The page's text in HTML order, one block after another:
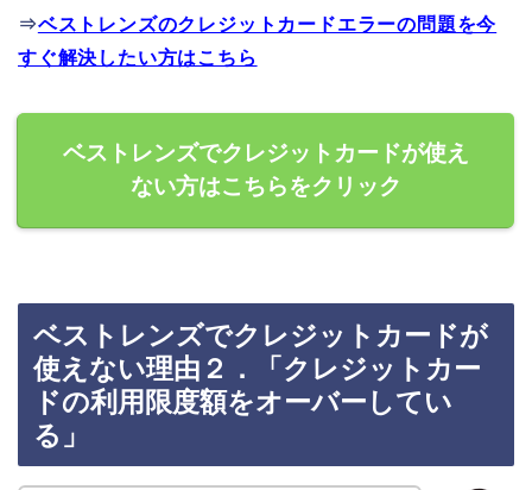
⇒ベストレンズのクレジットカードエラーの問題を今
すぐ解決したい方はこちら
ベストレンズでクレジットカードが使え
ない方はこちらをクリック
ベストレンズでクレジットカードが
使えない理由２．「クレジットカー
ドの利用限度額をオーバーしてい
る」